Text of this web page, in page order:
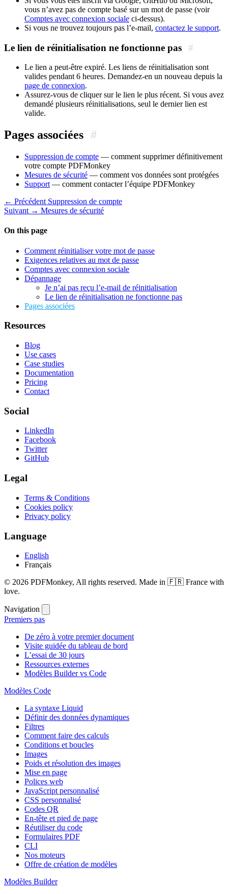
vous n’avez pas de compte basé sur un mot de passe (voir
Comptes avec connexion sociale ci-dessus).
Si vous ne trouvez toujours pas l’e-mail, contactez le support.
Le lien de réinitialisation ne fonctionne pas #
Le lien a peut-être expiré. Les liens de réinitialisation sont
valides pendant 6 heures. Demandez-en un nouveau depuis la
page de connexion.
Assurez-vous de cliquer sur le lien le plus récent. Si vous avez
demandé plusieurs réinitialisations, seul le dernier lien est
valide.
Pages associées #
Suppression de compte — comment supprimer définitivement
votre compte PDFMonkey
Mesures de sécurité — comment vos données sont protégées
Support — comment contacter l’équipe PDFMonkey
← Précédent Suppression de compte
Suivant → Mesures de sécurité
On this page
Comment réinitialiser votre mot de passe
Exigences relatives au mot de passe
Comptes avec connexion sociale
Dépannage
Je n’ai pas reçu l’e-mail de réinitialisation
Le lien de réinitialisation ne fonctionne pas
Pages associées
Resources
Blog
Use cases
Case studies
Documentation
Pricing
Contact
Social
LinkedIn
Facebook
Twitter
GitHub
Legal
Terms & Conditions
Cookies policy
Privacy policy
Language
English
Français
© 2026 PDFMonkey, All rights reserved. Made in 🇫🇷 France with
love.
Navigation
Premiers pas
De zéro à votre premier document
Visite guidée du tableau de bord
L’essai de 30 jours
Ressources externes
Modèles Builder vs Code
Modèles Code
La syntaxe Liquid
Définir des données dynamiques
Filtres
Comment faire des calculs
Conditions et boucles
Images
Poids et résolution des images
Mise en page
Polices web
JavaScript personnalisé
CSS personnalisé
Codes QR
En-tête et pied de page
Réutiliser du code
Formulaires PDF
CLI
Nos moteurs
Offre de création de modèles
Modèles Builder